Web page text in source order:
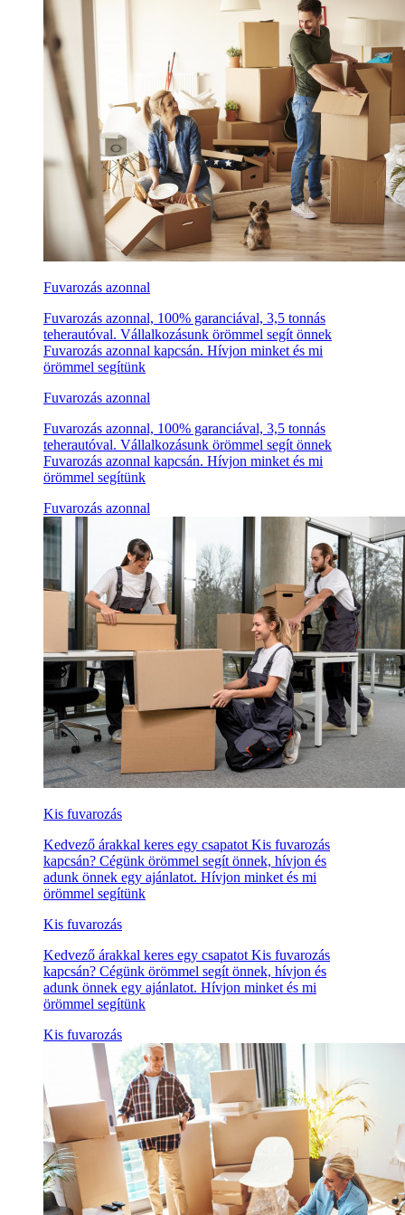
Fuvarozás azonnal
Fuvarozás azonnal, 100% garanciával, 3,5 tonnás
teherautóval. Vállalkozásunk örömmel segít önnek
Fuvarozás azonnal kapcsán. Hívjon minket és mi
örömmel segítünk
Fuvarozás azonnal
Fuvarozás azonnal, 100% garanciával, 3,5 tonnás
teherautóval. Vállalkozásunk örömmel segít önnek
Fuvarozás azonnal kapcsán. Hívjon minket és mi
örömmel segítünk
Fuvarozás azonnal
Kis fuvarozás
Kedvező árakkal keres egy csapatot Kis fuvarozás
kapcsán? Cégünk örömmel segít önnek, hívjon és
adunk önnek egy ajánlatot. Hívjon minket és mi
örömmel segítünk
Kis fuvarozás
Kedvező árakkal keres egy csapatot Kis fuvarozás
kapcsán? Cégünk örömmel segít önnek, hívjon és
adunk önnek egy ajánlatot. Hívjon minket és mi
örömmel segítünk
Kis fuvarozás